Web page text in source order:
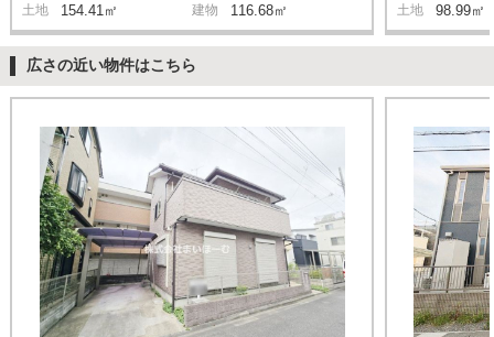
土地 154.41㎡ 建物 116.68㎡ 土地 98.99㎡
広さの近い物件はこちら